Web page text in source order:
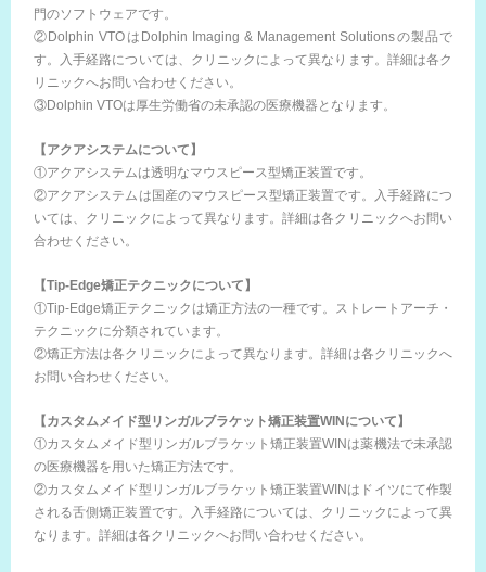
門のソフトウェアです。
②Dolphin VTOはDolphin Imaging & Management Solutionsの製品で
す。入手経路については、クリニックによって異なります。詳細は各ク
リニックへお問い合わせください。
③Dolphin VTOは厚生労働省の未承認の医療機器となります。
【アクアシステムについて】
①アクアシステムは透明なマウスピース型矯正装置です。
②アクアシステムは国産のマウスピース型矯正装置です。入手経路につ
いては、クリニックによって異なります。詳細は各クリニックへお問い
合わせください。
【Tip-Edge矯正テクニックについて】
①Tip-Edge矯正テクニックは矯正方法の一種です。ストレートアーチ・
テクニックに分類されています。
②矯正方法は各クリニックによって異なります。詳細は各クリニックへ
お問い合わせください。
【カスタムメイド型リンガルブラケット矯正装置WINについて】
①カスタムメイド型リンガルブラケット矯正装置WINは薬機法で未承認
の医療機器を用いた矯正方法です。
②カスタムメイド型リンガルブラケット矯正装置WINはドイツにて作製
される舌側矯正装置です。入手経路については、クリニックによって異
なります。詳細は各クリニックへお問い合わせください。